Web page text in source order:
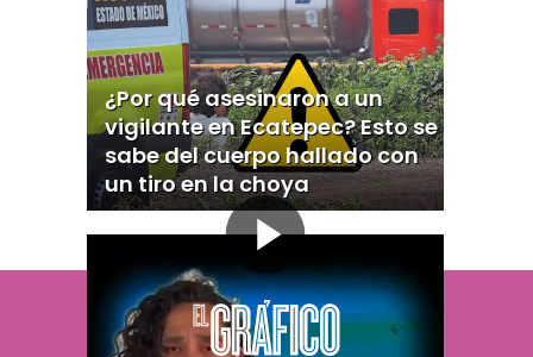
¿Por qué asesinaron a un
vigilante en Ecatepec? Esto se
sabe del cuerpo hallado con
un tiro en la choya